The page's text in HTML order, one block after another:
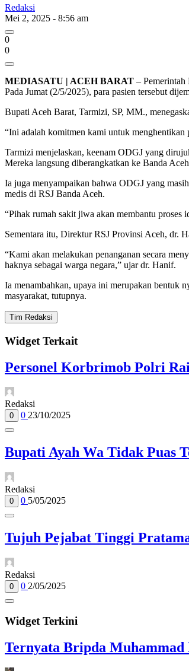
Redaksi
Mei 2, 2025 - 8:56 am
0
0
MEDIASATU | ACEH BARAT – Pemerintah
Pada Jumat (2/5/2025), para pasien tersebut
Bupati Aceh Barat, Tarmizi, SP, MM.,
“Ini adalah komitmen kami untuk menghentikan
Tarmizi menjelaskan, keenam ODGJ yang
Mereka langsung diberangkatkan ke Banda
Ia juga menyampaikan bahwa ODGJ yang
medis di RSJ Banda Aceh.
“Pihak rumah sakit jiwa akan membantu proses
Sementara itu, Direktur RSJ Provinsi Aceh, dr.
“Kami akan melakukan penanganan secara
haknya sebagai warga negara,” ujar dr. Hanif.
Ia menambahkan, upaya ini merupakan bentuk
masyarakat, tutupnya.
Tim Redaksi
Widget Terkait
Personel Korbrimob Polri
Redaksi
0 0 23/10/2025
Bupati Ayah Wa Tidak Puas
Redaksi
0 0 5/05/2025
Tujuh Pejabat Tinggi
Redaksi
0 0 2/05/2025
Widget Terkini
Ternyata Bripda Muhammad